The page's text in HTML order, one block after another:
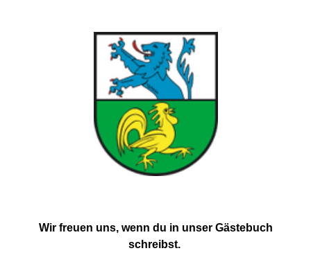
Wir freuen uns, wenn du in unser Gästebuch
schreibst.